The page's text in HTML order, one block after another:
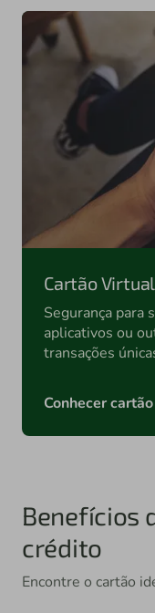
Cartão Virtual
Segurança para
aplicativos ou
transações
Conhecer
Benefícios
crédito
Encontre o cartão